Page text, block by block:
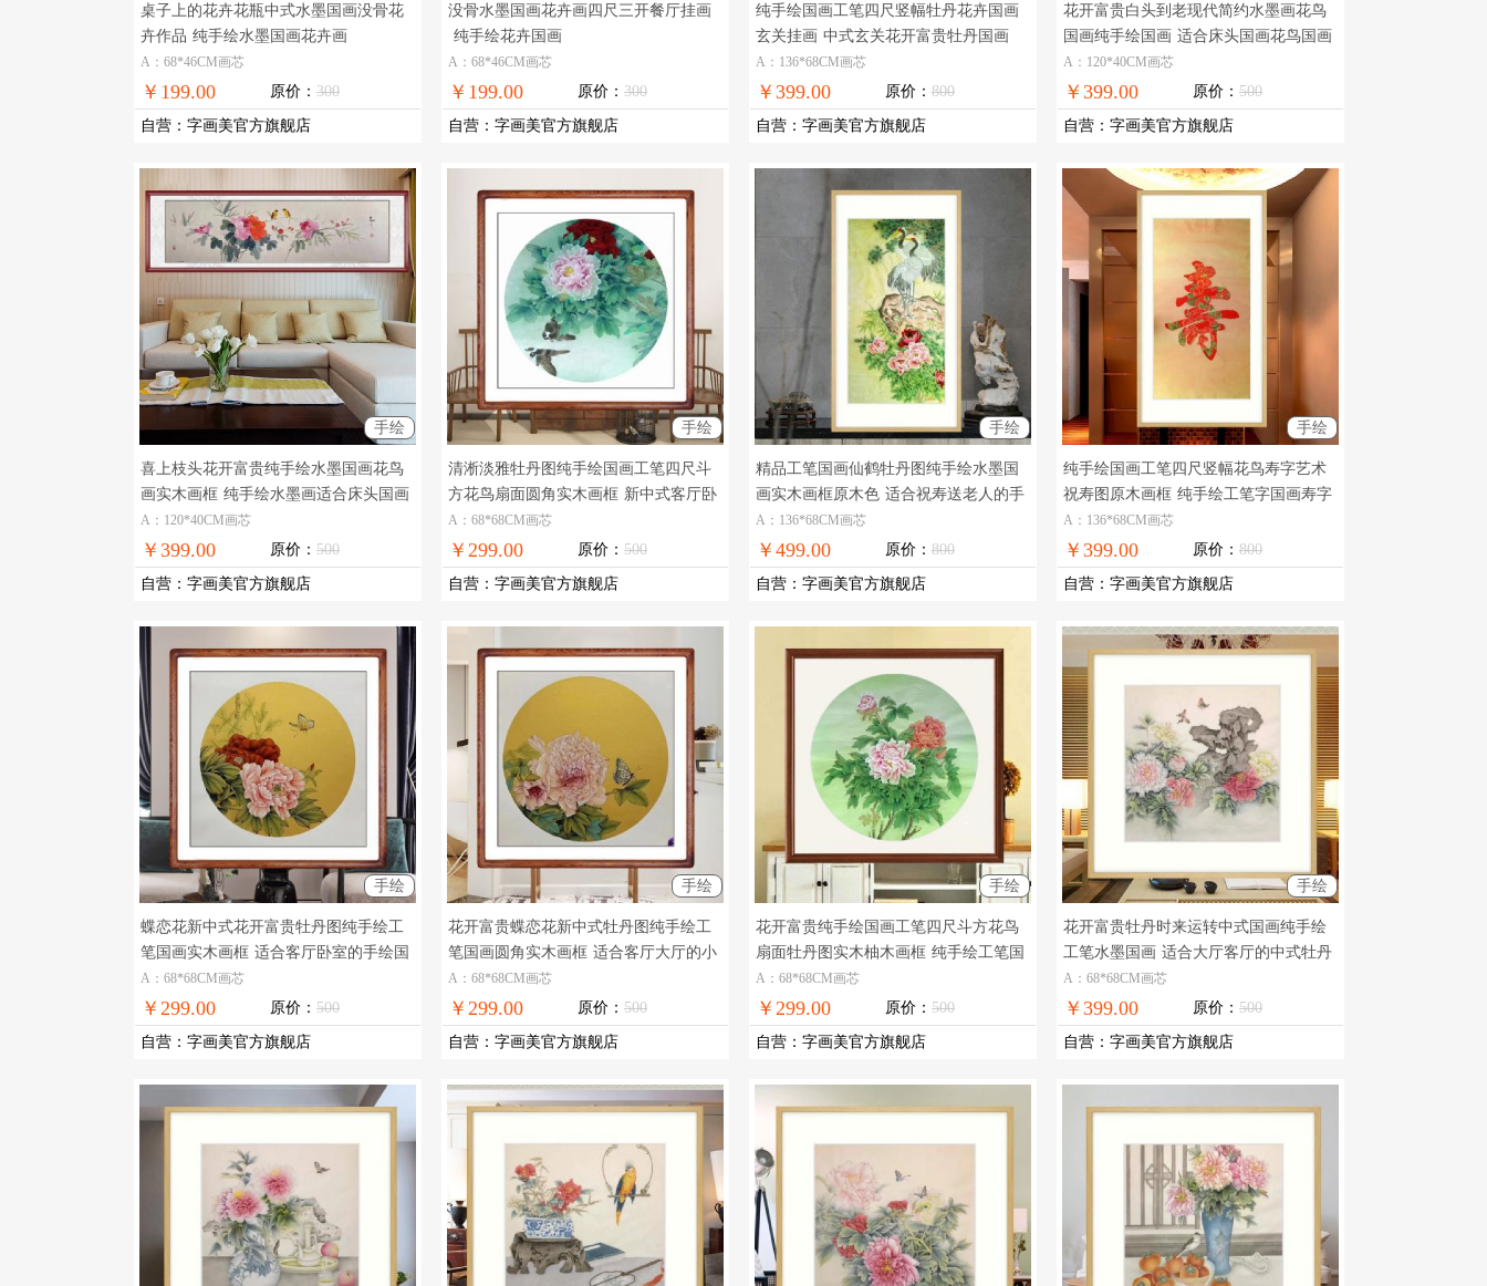
桌子上的花卉花瓶中式水墨国画没骨花
卉作品 纯手绘水墨国画花卉画
A：68*46CM画芯
￥199.00 原价： 300
自营 ： 字画美官方旗舰店
没骨水墨国画花卉画四尺三开餐厅挂画
纯手绘花卉国画
A：68*46CM画芯
￥199.00 原价： 300
自营 ： 字画美官方旗舰店
纯手绘国画工笔四尺竖幅牡丹花卉国画
玄关挂画 中式玄关花开富贵牡丹国画
A：136*68CM画芯
￥399.00 原价： 800
自营 ： 字画美官方旗舰店
花开富贵白头到老现代简约水墨画花鸟
国画纯手绘国画 适合床头国画花鸟国画
A：120*40CM画芯
￥399.00 原价： 500
自营 ： 字画美官方旗舰店
手绘
喜上枝头花开富贵纯手绘水墨国画花鸟
画实木画框 纯手绘水墨画适合床头国画
花鸟国画
A：120*40CM画芯
￥399.00 原价： 500
自营 ： 字画美官方旗舰店
手绘
清淅淡雅牡丹图纯手绘国画工笔四尺斗
方花鸟扇面圆角实木画框 新中式客厅卧
室餐厅工笔牡丹国画
A：68*68CM画芯
￥299.00 原价： 500
自营 ： 字画美官方旗舰店
手绘
精品工笔国画仙鹤牡丹图纯手绘水墨国
画实木画框原木色 适合祝寿送老人的手
绘国画
A：136*68CM画芯
￥499.00 原价： 800
自营 ： 字画美官方旗舰店
手绘
纯手绘国画工笔四尺竖幅花鸟寿字艺术
祝寿图原木画框 纯手绘工笔字国画寿字
图
A：136*68CM画芯
￥399.00 原价： 800
自营 ： 字画美官方旗舰店
手绘
蝶恋花新中式花开富贵牡丹图纯手绘工
笔国画实木画框 适合客厅卧室的手绘国
画牡丹图
A：68*68CM画芯
￥299.00 原价： 500
自营 ： 字画美官方旗舰店
手绘
花开富贵蝶恋花新中式牡丹图纯手绘工
笔国画圆角实木画框 适合客厅大厅的小
品手绘国画牡丹图
A：68*68CM画芯
￥299.00 原价： 500
自营 ： 字画美官方旗舰店
手绘
花开富贵纯手绘国画工笔四尺斗方花鸟
扇面牡丹图实木柚木画框 纯手绘工笔国
画
A：68*68CM画芯
￥299.00 原价： 500
自营 ： 字画美官方旗舰店
手绘
花开富贵牡丹时来运转中式国画纯手绘
工笔水墨国画 适合大厅客厅的中式牡丹
国画作品
A：68*68CM画芯
￥399.00 原价： 500
自营 ： 字画美官方旗舰店